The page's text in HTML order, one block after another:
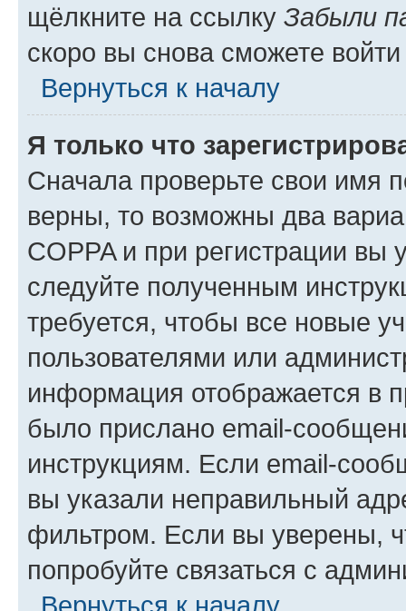
щёлкните на ссылку Забыли
скоро вы снова сможете
Вернуться к началу
Я только что
Сначала проверьте свои имя
верны, то возможны два
COPPA и при регистрации вы
следуйте полученным
требуется, чтобы все новые
пользователями или
информация отображается в
было прислано email-
инструкциям. Если email-
вы указали неправильный
фильтром. Если вы уверены,
попробуйте связаться с
Вернуться к началу